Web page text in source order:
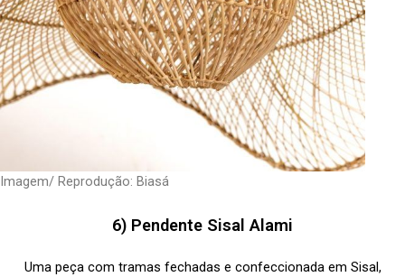
Imagem/ Reprodução: Biasá
6) Pendente Sisal Alami
Uma peça com tramas fechadas e confeccionada em Sisal,